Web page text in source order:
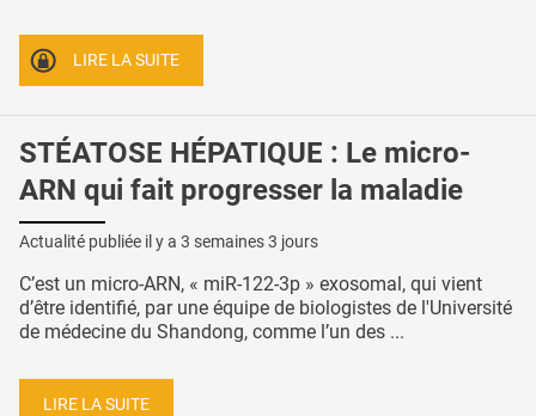
LIRE LA SUITE
STÉATOSE HÉPATIQUE : Le micro-
ARN qui fait progresser la maladie
Actualité publiée il y a 3 semaines 3 jours
C’est un micro-ARN, « miR-122-3p » exosomal, qui vient
d’être identifié, par une équipe de biologistes de l'Université
de médecine du Shandong, comme l’un des ...
LIRE LA SUITE